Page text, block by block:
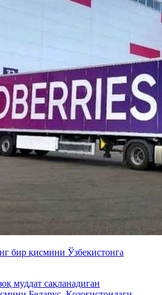
бир қисмини Ўзбекистонга
муддат сақланадиган